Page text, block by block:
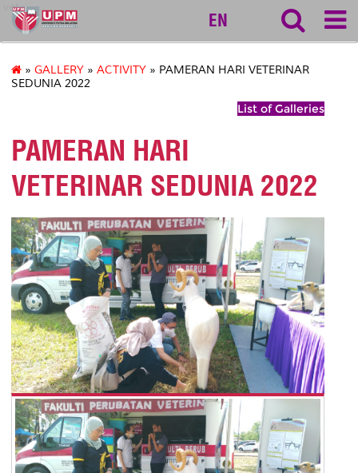
vet
EN
» GALLERY » ACTIVITY » PAMERAN HARI VETERINAR
SEDUNIA 2022
List of Galleries
PAMERAN HARI
VETERINAR SEDUNIA 2022